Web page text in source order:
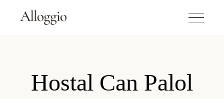
Hostal Can Palol